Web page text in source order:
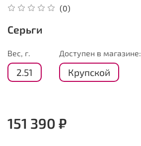
(0)
Серьги
Вес, г.
2.51
Доступен в магазине:
Крупской
151 390 ₽